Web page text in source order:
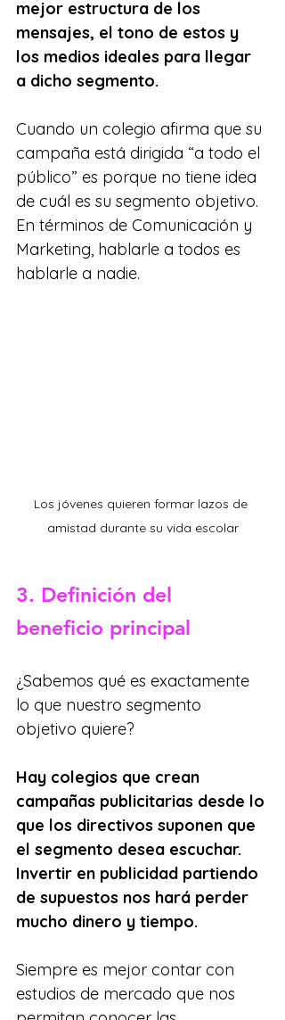
mejor estructura de los
mensajes, el tono de estos y
los medios ideales para llegar
a dicho segmento.
Cuando un colegio afirma que su
campaña está dirigida “a todo el
público” es porque no tiene idea
de cuál es su segmento objetivo.
En términos de Comunicación y
Marketing, hablarle a todos es
hablarle a nadie.
Los jóvenes quieren formar lazos de
amistad durante su vida escolar
3. Definición del
beneficio principal
¿Sabemos qué es exactamente
lo que nuestro segmento
objetivo quiere?
Hay colegios que crean
campañas publicitarias desde lo
que los directivos suponen que
el segmento desea escuchar.
Invertir en publicidad partiendo
de supuestos nos hará perder
mucho dinero y tiempo.
Siempre es mejor contar con
estudios de mercado que nos